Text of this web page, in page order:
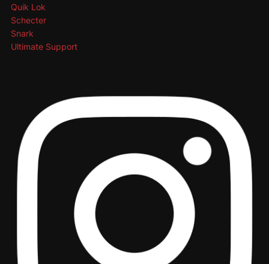
Quik Lok
Schecter
Snark
Ultimate Support